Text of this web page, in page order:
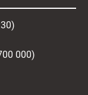
000)